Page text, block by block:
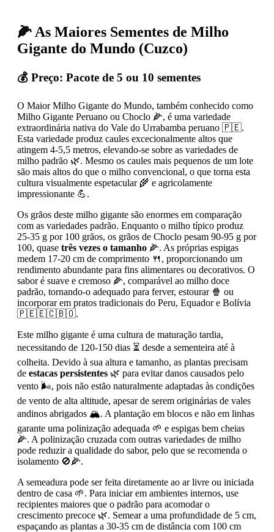
🌽 As Maiores Sementes de Milho
Gigante do Mundo (Cuzco)
💰 Preço: Pacote de 5 ou 10 sementes
O Maior Milho Gigante do Mundo, também conhecido como
Milho Gigante Peruano ou Choclo 🌽, é uma variedade
extraordinária nativa do Vale do Urrabamba peruano 🇵🇪.
Esta variedade produz caules excecionalmente altos que
atingem 4-5,5 metros, elevando-se sobre as variedades de
milho padrão 🌿. Mesmo os caules mais pequenos de um lote
são mais altos do que o milho convencional, o que torna esta
cultura visualmente espetacular 🌾 e agricolamente
impressionante 💪.
Os grãos deste milho gigante são enormes em comparação
com as variedades padrão. Enquanto o milho típico produz
25-35 g por 100 grãos, os grãos de Choclo pesam 90-95 g por
100, quase três vezes o tamanho 🌽. As próprias espigas
medem 17-20 cm de comprimento 🍴, proporcionando um
rendimento abundante para fins alimentares ou decorativos. O
sabor é suave e cremoso 🌽, comparável ao milho doce
padrão, tornando-o adequado para ferver, estourar 🍿 ou
incorporar em pratos tradicionais do Peru, Equador e Bolívia
🇵🇪🇪🇨🇧🇴.
Este milho gigante é uma cultura de maturação tardia,
necessitando de 120-150 dias ⏳ desde a sementeira até à
colheita. Devido à sua altura e tamanho, as plantas precisam
de estacas persistentes 🌿 para evitar danos causados pelo
vento 🌬️, pois não estão naturalmente adaptadas às condições
de vento de alta altitude, apesar de serem originárias de vales
andinos abrigados 🏔️. A plantação em blocos e não em linhas
garante uma polinização adequada 🌱 e espigas bem cheias
🌽. A polinização cruzada com outras variedades de milho
pode reduzir a qualidade do sabor, pelo que se recomenda o
isolamento 🚫🌽.
A semeadura pode ser feita diretamente ao ar livre ou iniciada
dentro de casa 🌱. Para iniciar em ambientes internos, use
recipientes maiores que o padrão para acomodar o
crescimento precoce 🌿. Semear a uma profundidade de 5 cm,
espaçando as plantas a 30-35 cm de distância com 100 cm